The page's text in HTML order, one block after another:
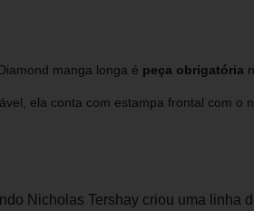
manga longa é peça obrigatória
ela conta com estampa frontal com o
Nicholas Tershay criou uma linha